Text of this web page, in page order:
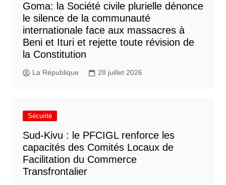
Goma: la Société civile plurielle dénonce
le silence de la communauté
internationale face aux massacres à
Beni et Ituri et rejette toute révision de
la Constitution
La République 28 juillet 2026
Sécurité
Sud-Kivu : le PFCIGL renforce les
capacités des Comités Locaux de
Facilitation du Commerce
Transfrontalier